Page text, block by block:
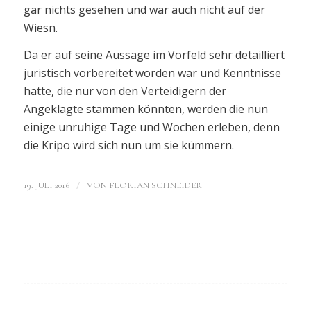
gar nichts gesehen und war auch nicht auf der
Wiesn.
Da er auf seine Aussage im Vorfeld sehr detailliert
juristisch vorbereitet worden war und Kenntnisse
hatte, die nur von den Verteidigern der
Angeklagte stammen könnten, werden die nun
einige unruhige Tage und Wochen erleben, denn
die Kripo wird sich nun um sie kümmern.
19. JULI 2016 / VON FLORIAN SCHNEIDER